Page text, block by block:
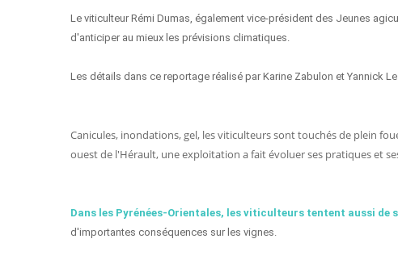
Le viticulteur Rémi Dumas, également vice-président des Jeunes
d'anticiper au mieux les prévisions climatiques.
Les détails dans ce reportage réalisé par Karine Zabulon et Yannick
Canicules, inondations, gel, les viticulteurs sont touchés de plein
ouest de l'Hérault, une exploitation a fait évoluer ses pratiques et
Dans les Pyrénées-Orientales, les viticulteurs tentent aussi de
d'importantes conséquences sur les vignes.